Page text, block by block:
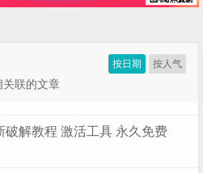
按日期 按人气
关联的文章
破解教程 激活工具 永久免费